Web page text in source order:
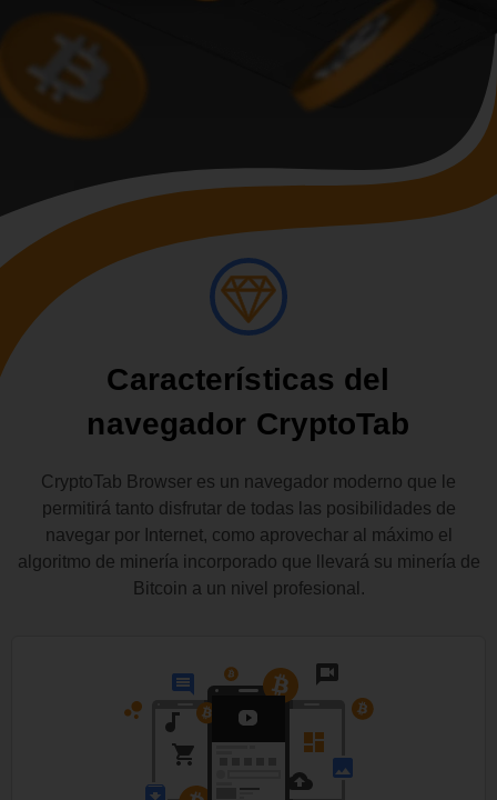
Características del
navegador CryptoTab
CryptoTab Browser es un navegador moderno que le
permitirá tanto disfrutar de todas las posibilidades de
navegar por Internet, como aprovechar al máximo el
algoritmo de minería incorporado que llevará su minería de
Bitcoin a un nivel profesional.